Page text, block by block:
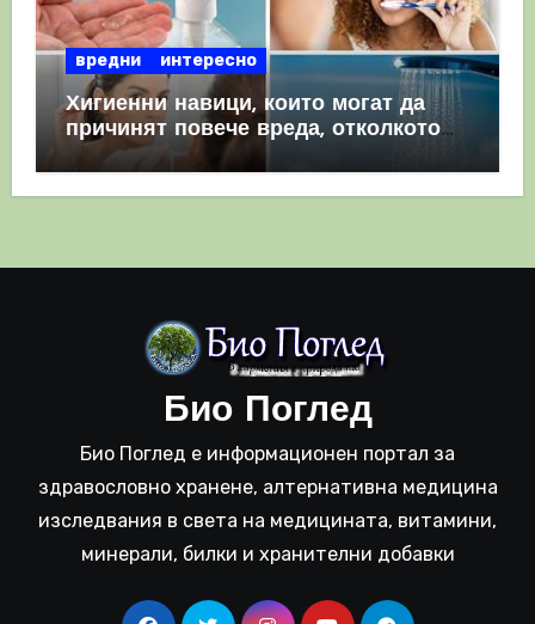
вредни интересно
Хигиенни навици, които могат да
причинят повече вреда, отколкото
полза
Био Поглед
Био Поглед е информационен портал за
здравословно хранене, алтернативна медицина
изследвания в света на медицината, витамини,
минерали, билки и хранителни добавки